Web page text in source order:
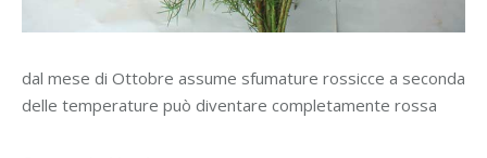
dal mese di Ottobre assume sfumature rossicce a seconda
delle temperature può diventare completamente rossa